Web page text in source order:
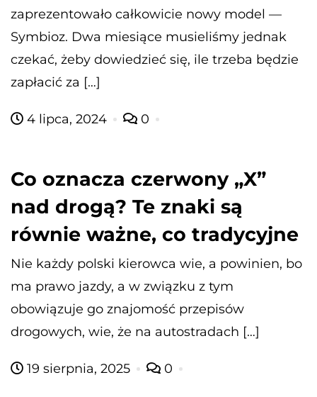
zaprezentowało całkowicie nowy model —
Symbioz. Dwa miesiące musieliśmy jednak
czekać, żeby dowiedzieć się, ile trzeba będzie
zapłacić za […]
4 lipca, 2024 0
Co oznacza czerwony „X”
nad drogą? Te znaki są
równie ważne, co tradycyjne
Nie każdy polski kierowca wie, a powinien, bo
ma prawo jazdy, a w związku z tym
obowiązuje go znajomość przepisów
drogowych, wie, że na autostradach […]
19 sierpnia, 2025 0